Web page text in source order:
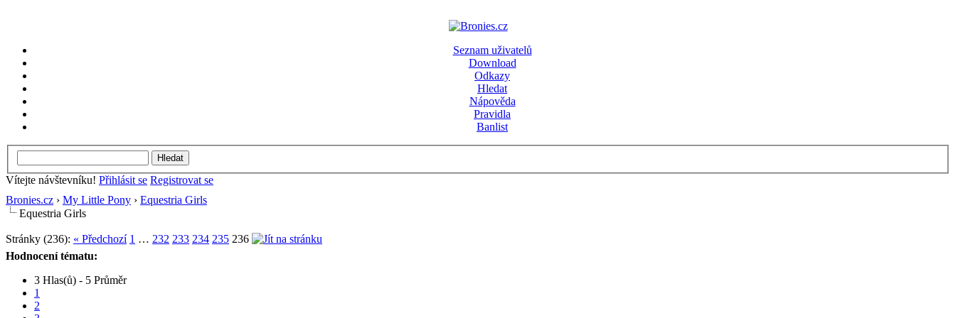
Seznam uživatelů
Download
Odkazy
Hledat
Nápověda
Pravidla
Banlist
Vítejte návštevníku! Přihlásit se Registrovat se
Bronies.cz › My Little Pony › Equestria Girls
Equestria Girls
Stránky (236): « Předchozí 1 … 232 233 234 235 236
Hodnocení tématu:
3 Hlas(ů) - 5 Průměr
1
2